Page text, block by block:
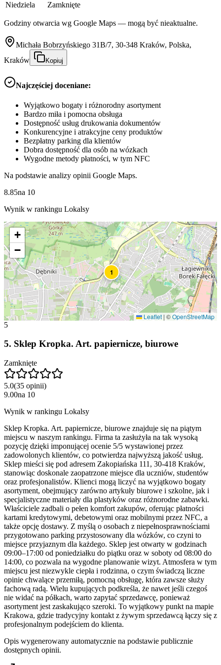
Niedziela
Zamknięte
Godziny otwarcia wg Google Maps — mogą być nieaktualne.
Michała Bobrzyńskiego 31B/7, 30-348 Kraków, Polska,
Kraków
Kopiuj
Najczęściej doceniane:
Wyjątkowo bogaty i różnorodny asortyment
Bardzo miła i pomocna obsługa
Dostępność usług drukowania dokumentów
Konkurencyjne i atrakcyjne ceny produktów
Bezpłatny parking dla klientów
Dobra dostępność dla osób na wózkach
Wygodne metody płatności, w tym NFC
Na podstawie analizy opinii Google Maps.
8.85na 10
Wynik w rankingu Lokalsy
1
+
−
Leaflet | ©OpenStreetMap
5
5. Sklep Kropka. Art. papiernicze, biurowe
Zamknięte
5.0(35 opinii)
9.00na 10
Wynik w rankingu Lokalsy
Sklep Kropka. Art. papiernicze, biurowe znajduje się na piątym
miejscu w naszym rankingu. Firma ta zasłużyła na tak wysoką
pozycję dzięki imponującej ocenie 5/5 wystawionej przez
zadowolonych klientów, co potwierdza najwyższą jakość usług.
Sklep mieści się pod adresem Zakopiańska 111, 30-418 Kraków,
stanowiąc doskonale zaopatrzone miejsce dla uczniów, studentów
oraz profesjonalistów. Klienci mogą liczyć na wyjątkowo bogaty
asortyment, obejmujący zarówno artykuły biurowe i szkolne, jak i
specjalistyczne materiały dla plastyków oraz różnorodne zabawki.
Właściciele zadbali o pełen komfort zakupów, oferując płatności
kartami kredytowymi, debetowymi oraz mobilnymi przez NFC, a
także opcję dostawy. Z myślą o osobach z niepełnosprawnościami
przygotowano parking przystosowany dla wózków, co czyni to
miejsce przyjaznym dla każdego. Sklep jest otwarty w godzinach
09:00–17:00 od poniedziałku do piątku oraz w soboty od 08:00 do
14:00, co pozwala na wygodne planowanie wizyt. Atmosfera w tym
miejscu jest niezwykle ciepła i rodzinna, o czym świadczą liczne
opinie chwalące przemiłą, pomocną obsługę, która zawsze służy
fachową radą. Wielu kupujących podkreśla, że nawet jeśli czegoś
nie widać na półkach, warto zapytać sprzedawcę, ponieważ
asortyment jest zaskakująco szeroki. To wyjątkowy punkt na mapie
Krakowa, gdzie tradycyjny kontakt z żywym sprzedawcą łączy się z
profesjonalnym podejściem do klienta.
Opis wygenerowany automatycznie na podstawie publicznie
dostępnych opinii.